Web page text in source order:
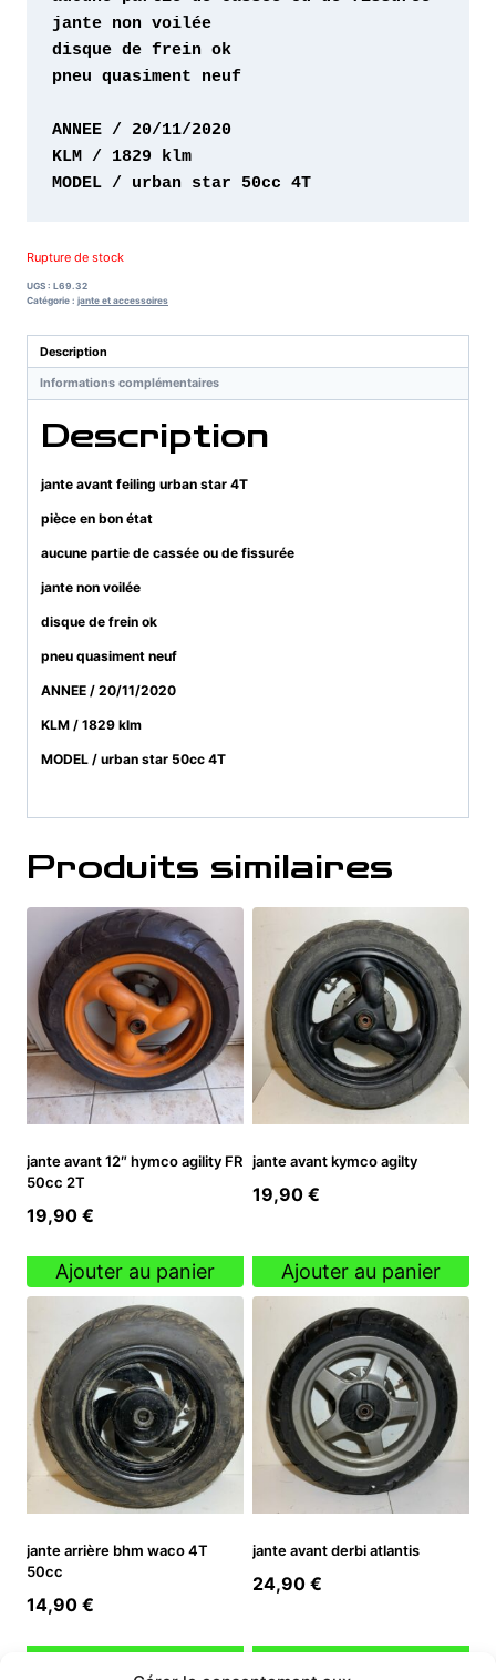
pneu quasiment neuf
ANNEE / 20/11/2020
MODEL / urban star 50cc 4T
Rupture de stock
UGS : L69.32
Catégorie : jante et accessoires
Description
Informations complémentaires
Description
jante avant feiling urban star 4T
pièce en bon état
aucune partie de cassée ou de fissurée
jante non voilée
disque de frein ok
pneu quasiment neuf
ANNEE / 20/11/2020
KLM / 1829 klm
MODEL / urban star 50cc 4T
Produits similaires
jante avant 12″ hymco agility FR
50cc 2T
19,90 €
Ajouter au panier
jante avant kymco agilty
19,90 €
Ajouter au panier
jante arrière bhm waco 4T
50cc
14,90 €
jante avant derbi atlantis
24,90 €